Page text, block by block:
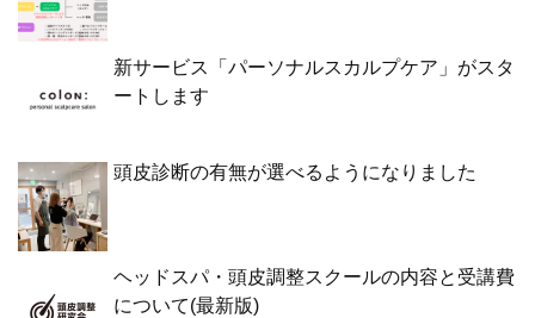
新サービス「パーソナルスカルプケア」がスタ
ートします
頭皮診断の有無が選べるようになりました
ヘッドスパ・頭皮調整スクールの内容と受講費
について(最新版)